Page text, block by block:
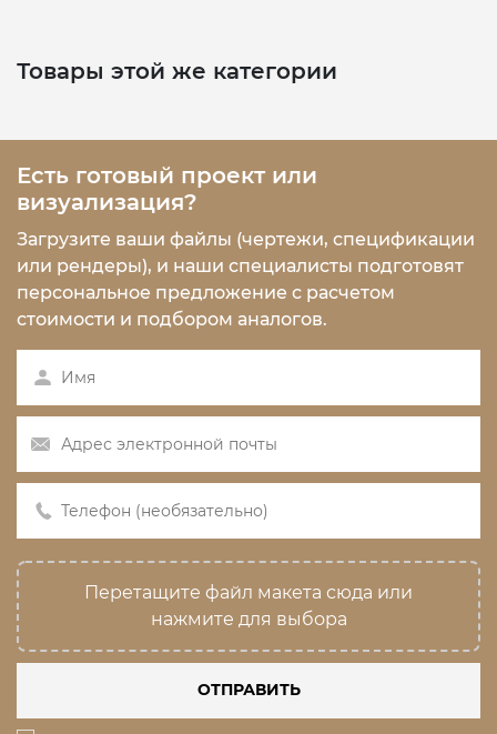
Товары этой же категории
Есть готовый проект или
визуализация?
Загрузите ваши файлы (чертежи, спецификации
или рендеры), и наши специалисты подготовят
персональное предложение с расчетом
стоимости и подбором аналогов.
Перетащите файл макета сюда или
нажмите для выбора
ОТПРАВИТЬ